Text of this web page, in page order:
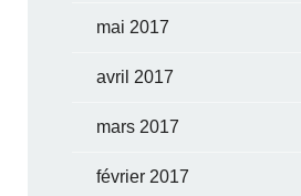
mai 2017
avril 2017
mars 2017
février 2017